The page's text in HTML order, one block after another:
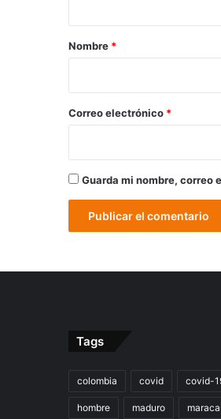
r
*
Nombre *
Correo electrónico *
Guarda mi nombre, correo
Tags
colombia covid covid-
hombre maduro